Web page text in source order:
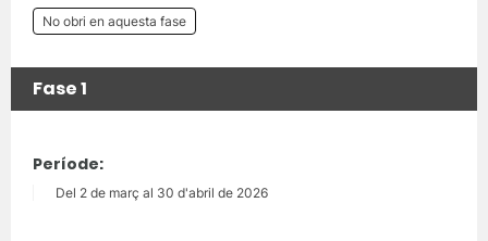
No obri en aquesta fase
Fase 1
Període:
Del 2 de març al 30 d'abril de 2026